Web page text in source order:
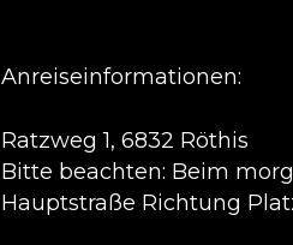
Anreiseinformationen:
Ratzweg 1, 6832 Röthis
Bitte beachten: Beim
Hauptstraße Richtung